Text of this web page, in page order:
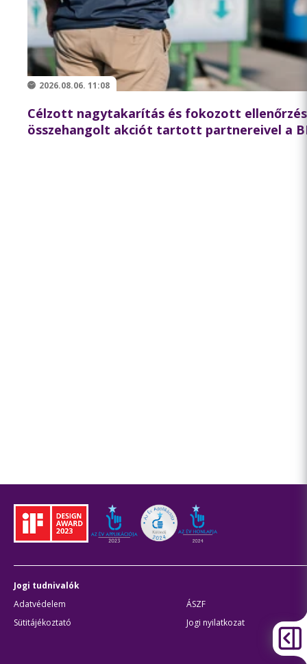
2026.08.06. 11:08
Célzott nagytakarítás és fokozott
összehangolt akciót tartott partnereivel a
Jogi tudnivalók
Adatvédelem
ÁSZF
Sütitájékoztató
Jogi nyilatkozat